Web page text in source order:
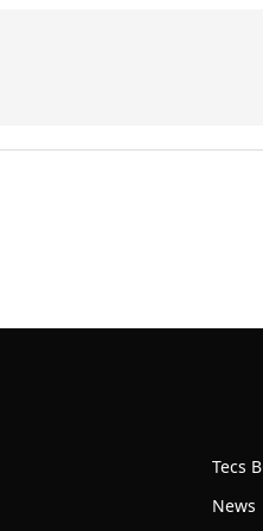
Tecs
News